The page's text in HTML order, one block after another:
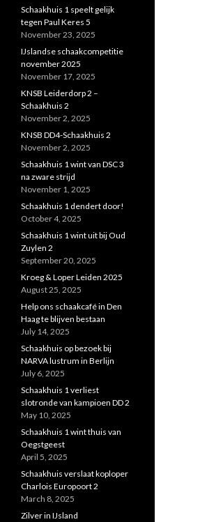
Schaakhuis 1 speelt gelijk
tegen Paul Keres 5
November 23, 2025
IJslandse schaakcompetitie
november 2025
November 17, 2025
KNSB Leiderdorp 2 –
Schaakhuis 2
November 2, 2025
KNSB DD4-Schaakhuis 2
November 2, 2025
Schaakhuis 1 wint van DSC 3
na zware strijd
November 1, 2025
Schaakhuis 1 dendert door!
October 4, 2025
Schaakhuis 1 wint uit bij Oud
Zuylen 2
September 20, 2025
Kroeg & Loper Leiden 2025
August 25, 2025
Help ons schaakcafé in Den
Haag te blijven bestaan
July 14, 2025
Schaakhuis op bezoek bij
NARVA lustrum in Berlijn
July 6, 2025
Schaakhuis 1 verliest
slotronde van kampioen DD 2
May 10, 2025
Schaakhuis 1 wint thuis van
Oegstgeest
April 5, 2025
Schaakhuis verslaat koploper
Charlois Europoort 2
March 8, 2025
Zilver in IJsland